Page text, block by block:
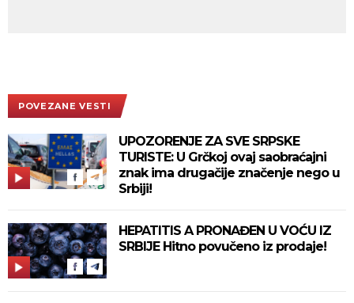
POVEZANE VESTI
UPOZORENJE ZA SVE SRPSKE
TURISTE: U Grčkoj ovaj saobraćajni
znak ima drugačije značenje nego u
Srbiji!
HEPATITIS A PRONAĐEN U VOĆU IZ
SRBIJE Hitno povučeno iz prodaje!